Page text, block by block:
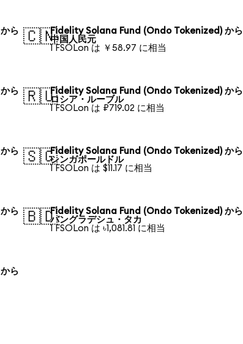
ら 🇨🇳Fidelity Solana Fund (Ondo Tokenized) から
中国人民元
1 FSOLon は ￥58.97 に相当
ら 🇷🇺Fidelity Solana Fund (Ondo Tokenized) から
ロシア・ルーブル
1 FSOLon は ₽719.02 に相当
ら 🇸🇬Fidelity Solana Fund (Ondo Tokenized) から
シンガポールドル
1 FSOLon は $11.17 に相当
ら 🇧🇩Fidelity Solana Fund (Ondo Tokenized) から
バングラデシュ・タカ
1 FSOLon は ৳1,081.81 に相当
ら